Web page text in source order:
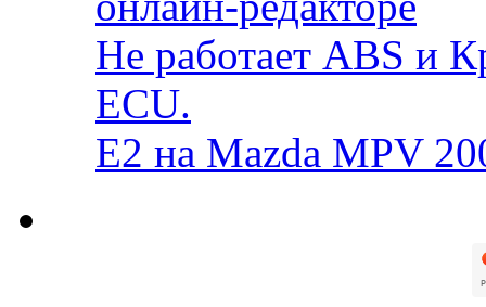
Не работает ABS и
ECU.
E2 на Mazda MPV